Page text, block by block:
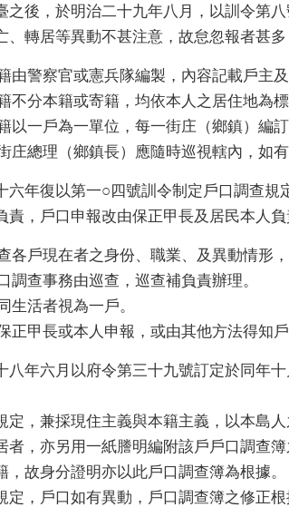
之後，於明治二十九年八月，以訓令第
、轉居等異動不甚注意，故怠忽報者甚多
由警察官或憲兵隊編製，內容記載戶主
不分本籍或寄籍，均依本人之居住地為標
以一戶為一單位，每一街庄（鄉鎮）編訂
庄總理（鄉鎮長）應隨時巡視轄內，如
六年復以第一○四號訓令制定戶口調查
責，戶口申報改由保正甲長及居民本人負
各戶現在者之身份、職業、及異動情形
調查事務由巡查，巡查補負責辦理。
生活者視為一戶。
正甲長或本人申報，或由其他方法得知
八年六月以府令第三十九號訂定於同年
定，兼採現住主義與本籍主義，以本島
者，亦另用一紙謄明編附該戶戶口調查
，故身分證明亦以此戶口調查簿為根據。
定，戶口如有異動，戶口調查簿之修正